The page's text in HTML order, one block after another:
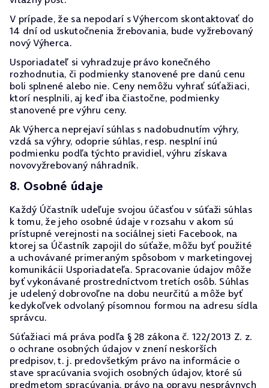
V prípade, že sa nepodarí s Výhercom skontaktovať do
14 dní od uskutočnenia žrebovania, bude vyžrebovaný
nový Výherca.
Usporiadateľ si vyhradzuje právo konečného
rozhodnutia, či podmienky stanovené pre danú cenu
boli splnené alebo nie. Ceny nemôžu vyhrať súťažiaci,
ktorí nesplnili, aj keď iba čiastočne, podmienky
stanovené pre výhru ceny.
Ak Výherca neprejaví súhlas s nadobudnutím výhry,
vzdá sa výhry, odoprie súhlas, resp. nesplní inú
podmienku podľa týchto pravidiel, výhru získava
novovyžrebovaný náhradník.
8. Osobné údaje
Každý Účastník udeľuje svojou účasťou v súťaži súhlas
k tomu, že jeho osobné údaje v rozsahu v akom sú
prístupné verejnosti na sociálnej sieti Facebook, na
ktorej sa Účastník zapojil do súťaže, môžu byť použité
a uchovávané primeraným spôsobom v marketingovej
komunikácii Usporiadateľa. Spracovanie údajov môže
byť vykonávané prostredníctvom tretích osôb. Súhlas
je udelený dobrovoľne na dobu neurčitú a môže byť
kedykoľvek odvolaný písomnou formou na adresu sídla
správcu.
Súťažiaci má práva podľa § 28 zákona č. 122/2013 Z. z.
o ochrane osobných údajov v znení neskorších
predpisov, t. j. predovšetkým právo na informácie o
stave spracúvania svojich osobných údajov, ktoré sú
predmetom spracúvania, právo na opravu nesprávnych